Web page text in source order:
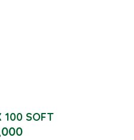
100 SOFT